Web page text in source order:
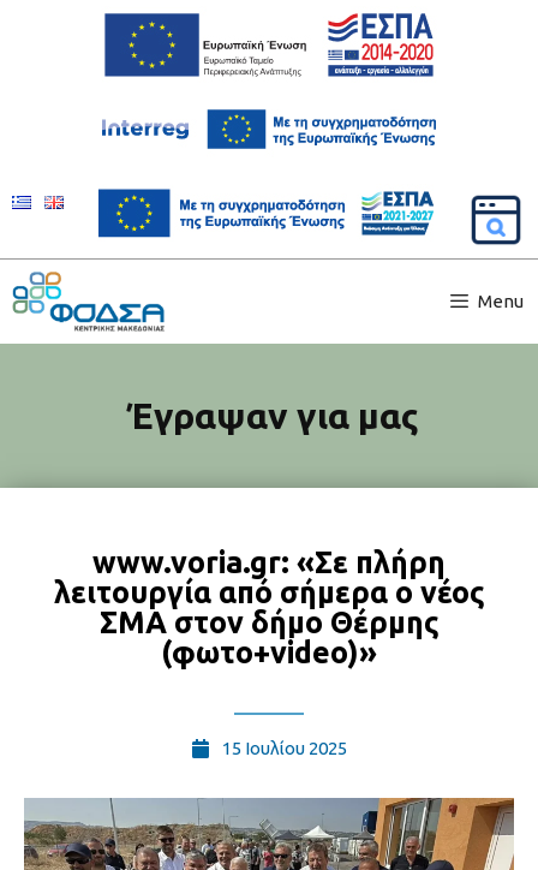
Menu
Έγραψαν για μας
www.voria.gr: «Σε πλήρη
λειτουργία από σήμερα ο νέος
ΣΜΑ στον δήμο Θέρμης
(φωτο+video)»
15 Ιουλίου 2025